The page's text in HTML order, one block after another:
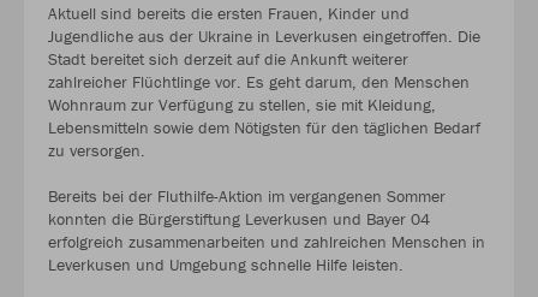
Aktuell sind bereits die ersten Frauen, Kinder und
Jugendliche aus der Ukraine in Leverkusen eingetroffen. Die
Stadt bereitet sich derzeit auf die Ankunft weiterer
zahlreicher Flüchtlinge vor. Es geht darum, den Menschen
Wohnraum zur Verfügung zu stellen, sie mit Kleidung,
Lebensmitteln sowie dem Nötigsten für den täglichen Bedarf
zu versorgen.
Bereits bei der Fluthilfe-Aktion im vergangenen Sommer
konnten die Bürgerstiftung Leverkusen und Bayer 04
erfolgreich zusammenarbeiten und zahlreichen Menschen in
Leverkusen und Umgebung schnelle Hilfe leisten.